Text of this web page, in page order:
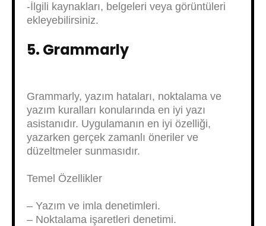
-İlgili kaynakları, belgeleri veya görüntüleri
ekleyebilirsiniz.
5. Grammarly
Grammarly, yazım hataları, noktalama ve
yazım kuralları konularında en iyi yazı
asistanıdır. Uygulamanın en iyi özelliği,
yazarken gerçek zamanlı öneriler ve
düzeltmeler sunmasıdır.
Temel Özellikler
– Yazım ve imla denetimleri.
– Noktalama işaretleri denetimi.